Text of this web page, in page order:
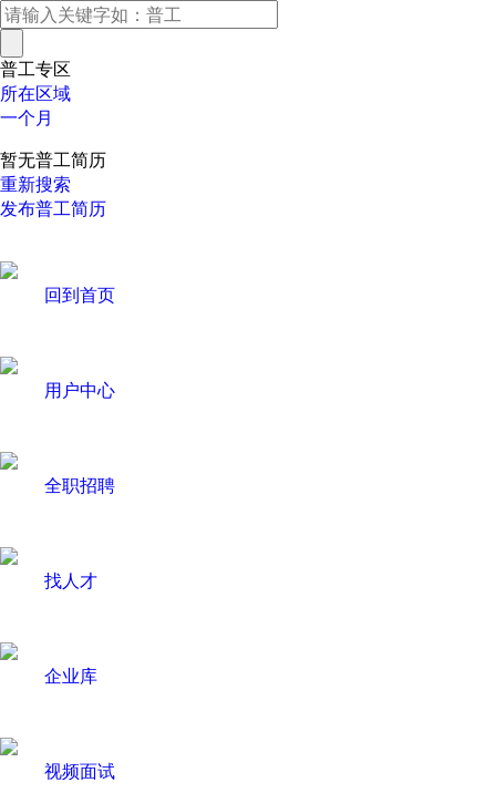
普工专区
所在区域
一个月
暂无普工简历
重新搜索
发布普工简历
回到首页
用户中心
全职招聘
找人才
企业库
视频面试